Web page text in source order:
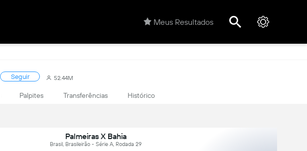
Meus Resultados
Seguir 52.44M
Palpites Transferências Histórico
Palmeiras X Bahia
Brasil, Brasileirão - Série A, Rodada 29